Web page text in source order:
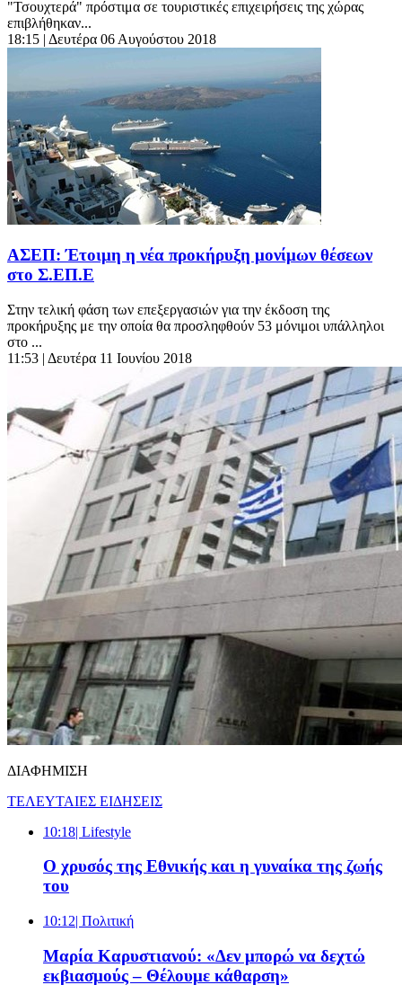
"Τσουχτερά" πρόστιμα σε τουριστικές επιχειρήσεις της χώρας
επιβλήθηκαν...
18:15 | Δευτέρα 06 Αυγούστου 2018
ΑΣΕΠ: Έτοιμη η νέα προκήρυξη μονίμων θέσεων
στο Σ.ΕΠ.Ε
Στην τελική φάση των επεξεργασιών για την έκδοση της
προκήρυξης με την οποία θα προσληφθούν 53 μόνιμοι υπάλληλοι
στο ...
11:53 | Δευτέρα 11 Ιουνίου 2018
ΔΙΑΦΗΜΙΣΗ
ΤΕΛΕΥΤΑΙΕΣ ΕΙΔΗΣΕΙΣ
10:18| Lifestyle
Ο χρυσός της Εθνικής και η γυναίκα της ζωής
του
10:12| Πολιτική
Μαρία Καρυστιανού: «Δεν μπορώ να δεχτώ
εκβιασμούς – Θέλουμε κάθαρση»